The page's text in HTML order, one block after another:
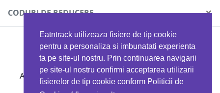
Eatntrack utilizeaza fisiere de tip cookie
pentru a personaliza si imbunatati experienta
ta pe site-ul nostru. Prin continuarea navigarii
pe site-ul nostru confirmi acceptarea utilizarii
fisierelor de tip cookie conform Politicii de
Politica de confidențialitate
CODURI DE REDUCERE ×
MYPROTEIN
Ai 40%reducere la orice comandă folosind codul
EATTRACK